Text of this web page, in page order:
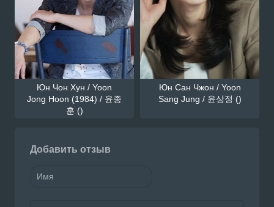
Юн Чон Хун / Yoon
Jong Hoon (1984) / 윤종
훈 ()
Юн Сан Чжон / Yoon
Sang Jung / 윤상정 ()
Добавить отзыв